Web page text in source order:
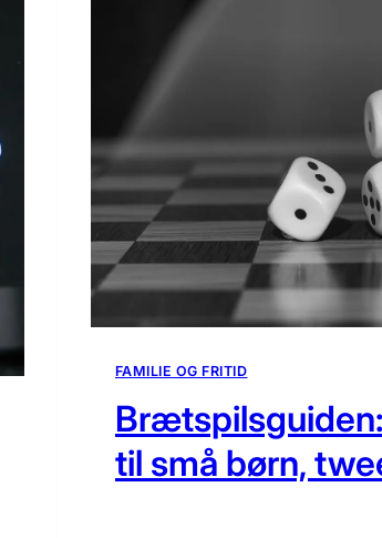
FAMILIE OG FRITID
til små børn,